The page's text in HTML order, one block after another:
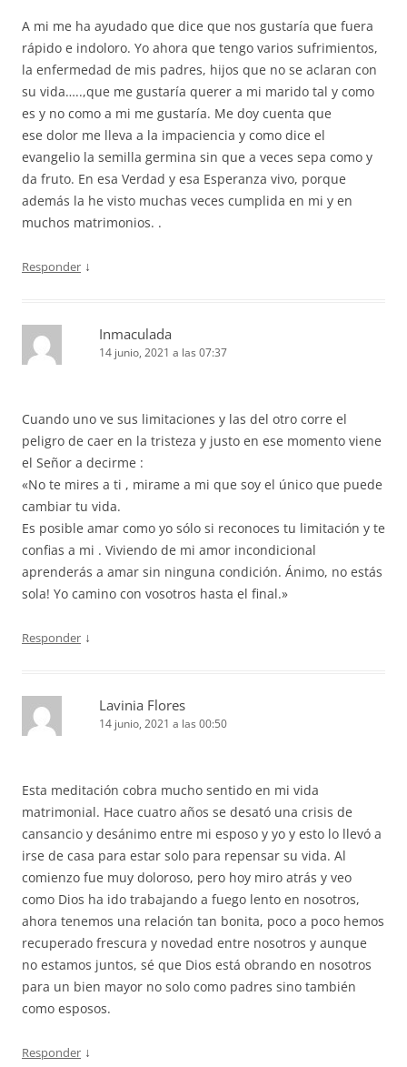
A mi me ha ayudado que dice que nos gustaría que fuera
rápido e indoloro. Yo ahora que tengo varios sufrimientos,
la enfermedad de mis padres, hijos que no se aclaran con
su vida…..,que me gustaría querer a mi marido tal y como
es y no como a mi me gustaría. Me doy cuenta que
ese dolor me lleva a la impaciencia y como dice el
evangelio la semilla germina sin que a veces sepa como y
da fruto. En esa Verdad y esa Esperanza vivo, porque
además la he visto muchas veces cumplida en mi y en
muchos matrimonios. .
Responder ↓
Inmaculada
14 junio, 2021 a las 07:37
Cuando uno ve sus limitaciones y las del otro corre el
peligro de caer en la tristeza y justo en ese momento viene
el Señor a decirme :
«No te mires a ti , mirame a mi que soy el único que puede
cambiar tu vida.
Es posible amar como yo sólo si reconoces tu limitación y te
confias a mi . Viviendo de mi amor incondicional
aprenderás a amar sin ninguna condición. Ánimo, no estás
sola! Yo camino con vosotros hasta el final.»
Responder ↓
Lavinia Flores
14 junio, 2021 a las 00:50
Esta meditación cobra mucho sentido en mi vida
matrimonial. Hace cuatro años se desató una crisis de
cansancio y desánimo entre mi esposo y yo y esto lo llevó a
irse de casa para estar solo para repensar su vida. Al
comienzo fue muy doloroso, pero hoy miro atrás y veo
como Dios ha ido trabajando a fuego lento en nosotros,
ahora tenemos una relación tan bonita, poco a poco hemos
recuperado frescura y novedad entre nosotros y aunque
no estamos juntos, sé que Dios está obrando en nosotros
para un bien mayor no solo como padres sino también
como esposos.
Responder ↓